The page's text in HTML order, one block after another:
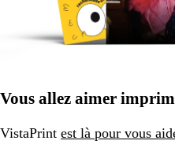
Vous allez aimer
VistaPrint est là pour vous